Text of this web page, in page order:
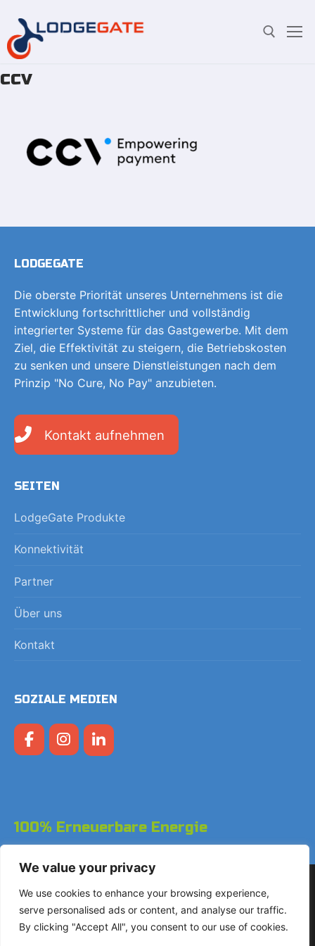
We value your privacy
We use cookies to enhance your browsing experience,
serve personalised ads or content, and analyse our traffic.
By clicking "Accept All", you consent to our use of cookies.
Zum
ccv
LODGEGATE
Die oberste Priorität unseres Unternehmens ist die
Entwicklung fortschrittlicher und vollständig
integrierter Systeme für das Gastgewerbe. Mit dem
Ziel, die Effektivität zu steigern, die Betriebskosten
zu senken und unsere Dienstleistungen nach dem
Prinzip "No Cure, No Pay" anzubieten.
Kontakt aufnehmen
SEITEN
LodgeGate Produkte
Konnektivität
Partner
Über uns
Kontakt
SOZIALE MEDIEN
100% Erneuerbare Energie
Copyright © 2026 LodgeGate PMS - Powered by Hotels
Online BV